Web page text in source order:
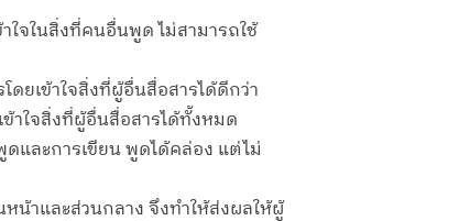
ใจในสิ่งที่คนอื่นพูด ไม่สามารถใช้
ยเข้าใจสิ่งที่ผู้อื่นสื่อสารได้ดีกว่า
าใจสิ่งที่ผู้อื่นสื่อสารได้ทั้งหมด
ดและการเขียน พูดได้คล่อง แต่ไม่
น้าและส่วนกลาง จึงทำให้ส่งผลให้ผู้